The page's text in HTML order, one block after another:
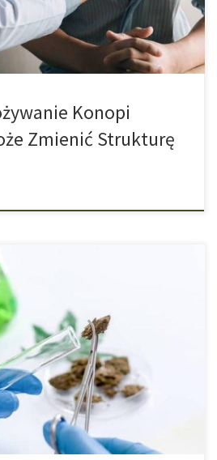
[…]
Konopi
Zmienić Strukturę
i utrzymywanie zdrowych
w walce z rakiem. Izraelscy
wykorzystania środka
CBD do bezpośredniego leczenia raka
komórek. Zgodnie z
metoda leczenia raka wątroby
(CBD) oraz niską dawkę